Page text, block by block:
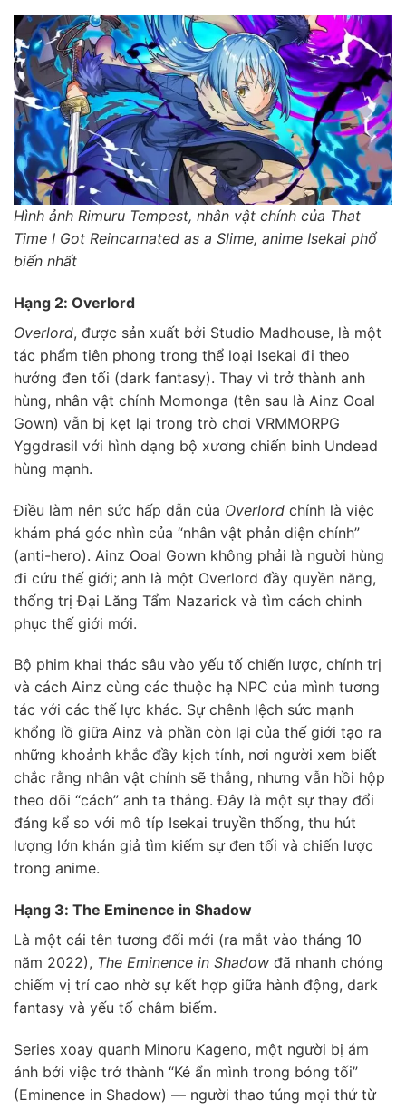
Hình ảnh Rimuru Tempest, nhân vật chính của That
Time I Got Reincarnated as a Slime, anime Isekai phổ
biến nhất
Hạng 2: Overlord
Overlord, được sản xuất bởi Studio Madhouse, là một
tác phẩm tiên phong trong thể loại Isekai đi theo
hướng đen tối (dark fantasy). Thay vì trở thành anh
hùng, nhân vật chính Momonga (tên sau là Ainz Ooal
Gown) vẫn bị kẹt lại trong trò chơi VRMMORPG
Yggdrasil với hình dạng bộ xương chiến binh Undead
hùng mạnh.
Điều làm nên sức hấp dẫn của Overlord chính là việc
khám phá góc nhìn của “nhân vật phản diện chính”
(anti-hero). Ainz Ooal Gown không phải là người hùng
đi cứu thế giới; anh là một Overlord đầy quyền năng,
thống trị Đại Lăng Tẩm Nazarick và tìm cách chinh
phục thế giới mới.
Bộ phim khai thác sâu vào yếu tố chiến lược, chính trị
và cách Ainz cùng các thuộc hạ NPC của mình tương
tác với các thế lực khác. Sự chênh lệch sức mạnh
khổng lồ giữa Ainz và phần còn lại của thế giới tạo ra
những khoảnh khắc đầy kịch tính, nơi người xem biết
chắc rằng nhân vật chính sẽ thắng, nhưng vẫn hồi hộp
theo dõi “cách” anh ta thắng. Đây là một sự thay đổi
đáng kể so với mô típ Isekai truyền thống, thu hút
lượng lớn khán giả tìm kiếm sự đen tối và chiến lược
trong anime.
Hạng 3: The Eminence in Shadow
Là một cái tên tương đối mới (ra mắt vào tháng 10
năm 2022), The Eminence in Shadow đã nhanh chóng
chiếm vị trí cao nhờ sự kết hợp giữa hành động, dark
fantasy và yếu tố châm biếm.
Series xoay quanh Minoru Kageno, một người bị ám
ảnh bởi việc trở thành “Kẻ ẩn mình trong bóng tối”
(Eminence in Shadow) — người thao túng mọi thứ từ